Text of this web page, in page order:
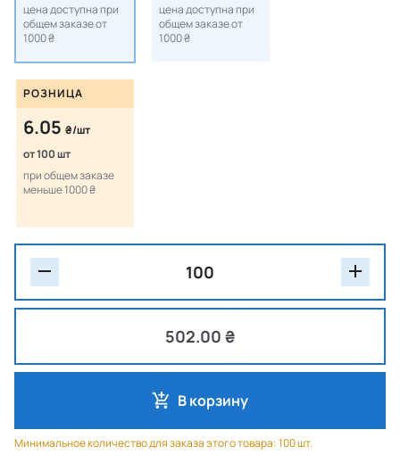
цена доступна при
общем заказе от
1000 ₴
цена доступна при
общем заказе от
1000 ₴
РОЗНИЦА
6.05 ₴/шт
от 100 шт
при общем заказе
меньше 1000 ₴
502.00 ₴
В корзину
Минимальное количество для заказа этого товара: 100 шт.